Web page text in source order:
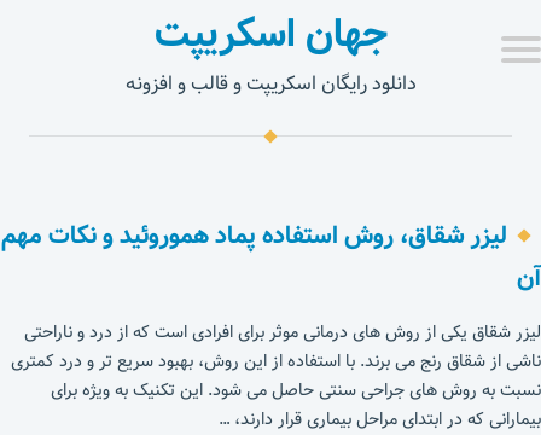
جهان اسکریپت
دانلود رایگان اسکریپت و قالب و افزونه
لیزر شقاق، روش استفاده پماد هموروئید و نکات مهم
آن
لیزر شقاق یکی از روش های درمانی موثر برای افرادی است که از درد و ناراحتی
ناشی از شقاق رنج می برند. با استفاده از این روش، بهبود سریع تر و درد کمتری
نسبت به روش های جراحی سنتی حاصل می شود. این تکنیک به ویژه برای
بیمارانی که در ابتدای مراحل بیماری قرار دارند، …